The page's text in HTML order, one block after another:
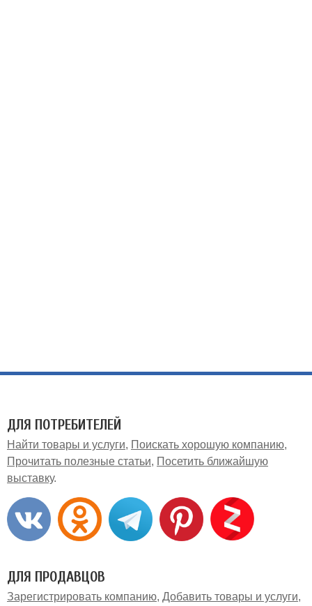
ДЛЯ ПОТРЕБИТЕЛЕЙ
Найти товары и услуги
Поискать хорошую компанию
Прочитать полезные статьи
Посетить ближайшую
выставку
ДЛЯ ПРОДАВЦОВ
Зарегистрировать компанию Добавить товары и услуги